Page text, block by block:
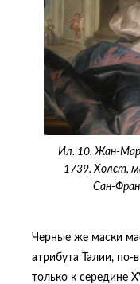
Ил. 10. Жан-
1739. Холст,
Сан-
Черные же маски
атрибута Талии, по-
только к середине